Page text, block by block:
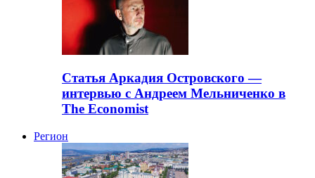
Статья Аркадия Островского —
интервью с Андреем Мельниченко в
The Economist
Регион